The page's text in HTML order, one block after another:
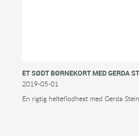
ET SØDT BØRNEKORT MED GERDA
2019-05-01
En rigtig helteflodhest med Gerda